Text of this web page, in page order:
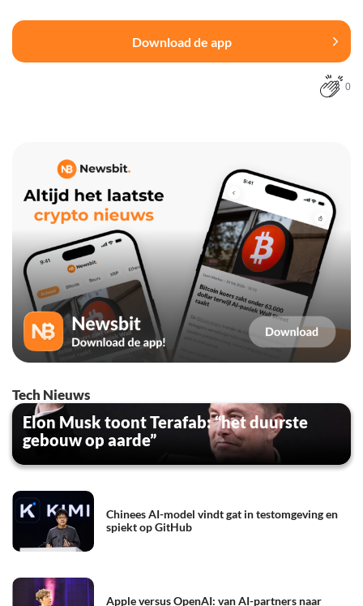
Download de app
0
Tech Nieuws
Elon Musk toont Terafab: “het duurste
gebouw op aarde”
Chinees AI-model vindt gat in testomgeving en
spiekt op GitHub
Apple versus OpenAI: van AI-partners naar